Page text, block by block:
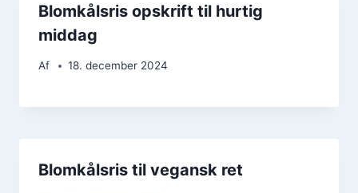
Blomkålsris opskrift til hurtig
middag
Af 18. december 2024
Blomkålsris til vegansk ret